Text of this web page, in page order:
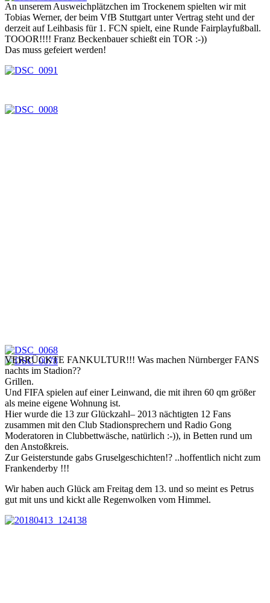
An unserem Ausweichplätzchen im Trockenem spielten wir mit
Tobias Werner, der beim VfB Stuttgart unter Vertrag steht und der
derzeit auf Leihbasis für 1. FCN spielt, eine Runde Fairplayfußball.
TOOOR!!!! Franz Beckenbauer schießt ein TOR :-))
Das muss gefeiert werden!
VERRÜCKTE FANKULTUR!!! Was machen Nürnberger FANS
nachts im Stadion??
Grillen.
Und FIFA spielen auf einer Leinwand, die mit ihren 60 qm größer
als meine eigene Wohnung ist.
Hier wurde die 13 zur Glückzahl– 2013 nächtigten 12 Fans
zusammen mit den Club Stadionsprechern und Radio Gong
Moderatoren in Clubbettwäsche, natürlich :-)), in Betten rund um
den Anstoßkreis.
Zur Geisterstunde gabs Gruselgeschichten!? ..hoffentlich nicht zum
Frankenderby !!!
Wir haben auch Glück am Freitag dem 13. und so meint es Petrus
gut mit uns und kickt alle Regenwolken vom Himmel.